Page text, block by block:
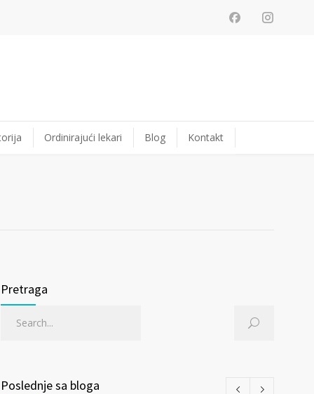
Ordinirajući lekari Blog Kontakt
Pretraga
Poslednje sa bloga